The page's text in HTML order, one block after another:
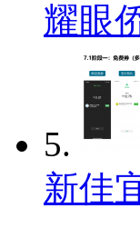
耀眼
5.
新佳